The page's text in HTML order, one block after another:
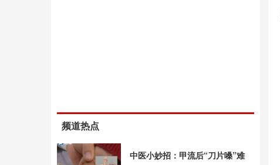
频道热点
中医小妙招：甲流后“刀片嗓”难